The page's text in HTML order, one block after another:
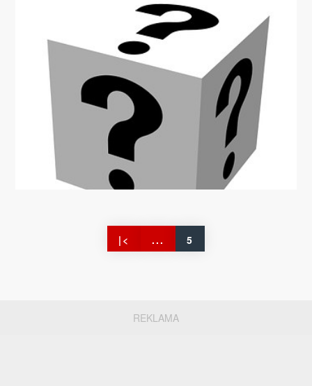
dohodneme s vámi způsob jejího převzetí a)
v sídle redakce hasiči.cz nebo b) poštovní
zásilkou v rámci území ČR a to na adresu ,
kterou nám oznámíte po obdržení o výhře
nejpozději do 1 měsíce od data slosování.
Pokud výhru neobdržíte v tomto termínu,
kontaktujte nás. V případě, že se výhra vrátí
odesílateli z důvodu nevyzvednutí výhercem,
bude po dobu 1 měsíce připravena k
osobnímu vyzvednutí v sídle redakce hasiči
cz. Pokud výhra nebude ani v této lhůtě
vyzvednuta, propadá ve prospěch pořadatele
stránkách:http:www.hasici.cz//souteze.
Správnou odpověď na otázku s vyplněnou
aktuální informace o zásazích a událostech
|< ... 5
REKLAMA